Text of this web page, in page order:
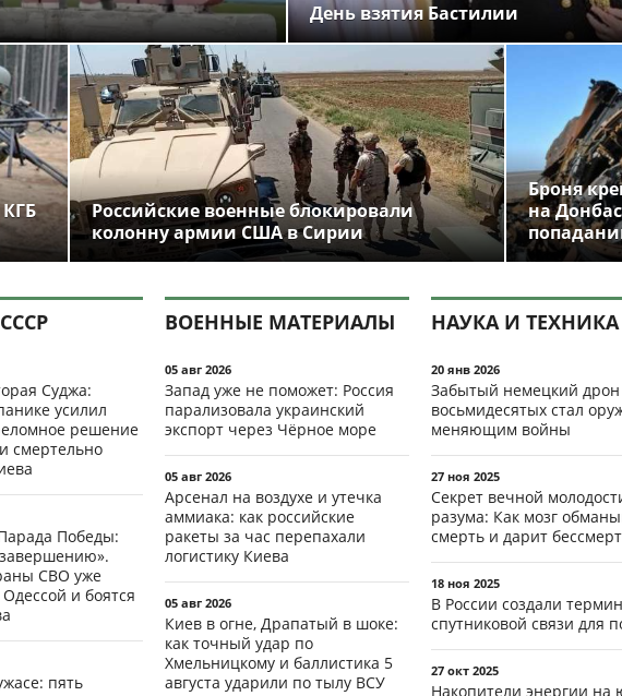
День взятия Бастилии
Российские военные блокировали
колонну армии США в Сирии
Броня
на
Суджа:
усилил
решение
смертельно
Победы:
СВО уже
и боятся
пять
ВОЕННЫЕ МАТЕРИАЛЫ
05 авг 2026
Запад уже не поможет: Россия
парализовала украинский
экспорт через Чёрное море
05 авг 2026
Арсенал на воздухе и утечка
аммиака: как российские
ракеты за час перепахали
логистику Киева
05 авг 2026
Киев в огне, Драпатый в шоке:
как точный удар по
Хмельницкому и баллистика 5
августа ударили по тылу ВСУ
НАУКА И ТЕХНИКА
20 янв 2026
Забытый немецкий дрон
восьмидесятых стал
меняющим войны
27 ноя 2025
Секрет вечной
разума: Как мозг
смерть и дарит
18 ноя 2025
В России создали
спутниковой связи для
27 окт 2025
Накопители энергии на